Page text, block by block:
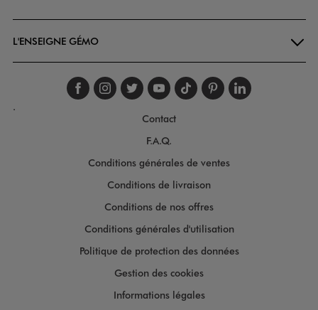
L'ENSEIGNE GÉMO
Suivez-nous sur
Suivez-nous sur
Suivez-nous sur
Suivez-nous
Suivez-nous
Suivez-
.
Contact
F.A.Q.
Conditions générales de ventes
Conditions de livraison
Conditions de nos offres
Conditions générales d'utilisation
Politique de protection des données
Gestion des cookies
Informations légales